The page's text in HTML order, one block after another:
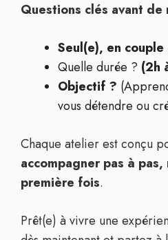
Questions clés avant de
Seul(e), en
Quelle durée ? (2h
Objectif ?
vous détendre ou
Chaque atelier est conçu
accompagner pas à pas,
première fois.
Prêt(e) à vivre une